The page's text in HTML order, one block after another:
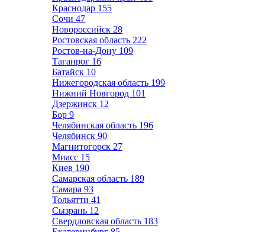
Краснодар 155
Сочи 47
Новороссийск 28
Ростовская область 222
Ростов-на-Дону 109
Таганрог 16
Батайск 10
Нижегородская область 199
Нижний Новгород 101
Дзержинск 12
Бор 9
Челябинская область 196
Челябинск 90
Магнитогорск 27
Миасс 15
Киев 190
Самарская область 189
Самара 93
Тольятти 41
Сызрань 12
Свердловская область 183